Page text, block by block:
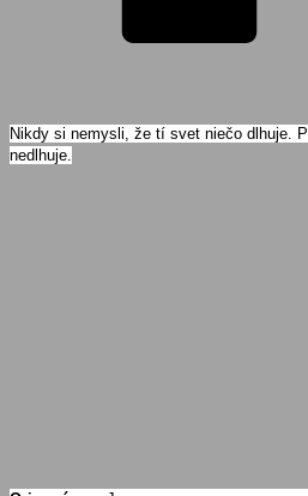
Nikdy si nemysli, že tí svet niečo dlhuje.
nedlhuje.